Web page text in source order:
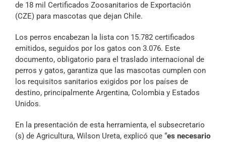
de 18 mil Certificados Zoosanitarios de Exportación
(CZE) para mascotas que dejan Chile.
Los perros encabezan la lista con 15.782 certificados
emitidos, seguidos por los gatos con 3.076. Este
documento, obligatorio para el traslado internacional de
perros y gatos, garantiza que las mascotas cumplen con
los requisitos sanitarios exigidos por los países de
destino, principalmente Argentina, Colombia y Estados
Unidos.
En la presentación de esta herramienta, el subsecretario
(s) de Agricultura, Wilson Ureta, explicó que “es necesario